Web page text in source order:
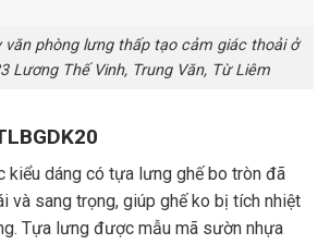
văn phòng lưng thấp tạo cảm giác thoải ở
Lương Thế Vinh, Trung Văn, Từ Liêm
kiểu dáng có tựa lưng ghế bo tròn đã
và sang trọng, giúp ghế ko bị tích nhiệt
Tựa lưng được mẫu mã sườn nhựa